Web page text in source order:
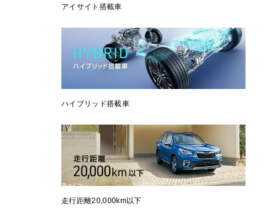
アイサイト搭載車
ハイブリッド搭載車
走行距離20,000km以下